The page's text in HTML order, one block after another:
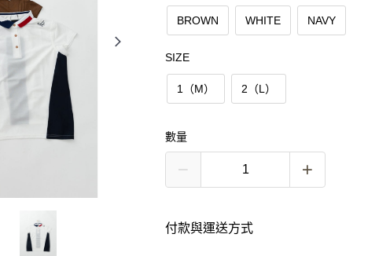
BROWN WHITE NAVY
SIZE
1（M） 2（L）
數量
付款與運送方式